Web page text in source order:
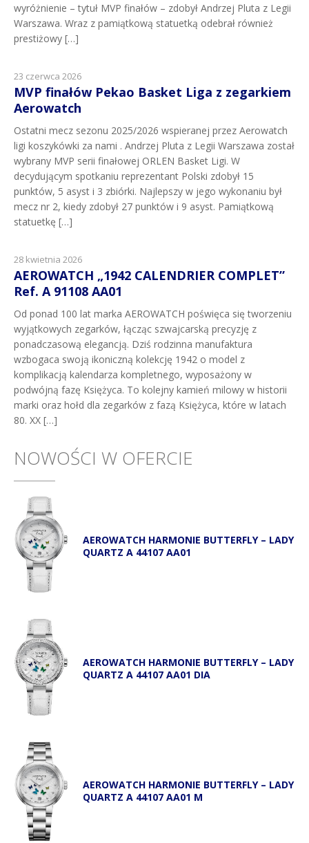
wyróżnienie – tytuł MVP finałów – zdobył Andrzej Pluta z Legii
Warszawa. Wraz z pamiątkową statuetką odebrał również
prestiżowy […]
23 czerwca 2026
MVP finałów Pekao Basket Liga z zegarkiem
Aerowatch
Ostatni mecz sezonu 2025/2026 wspieranej przez Aerowatch
ligi koszykówki za nami . Andrzej Pluta z Legii Warszawa został
wybrany MVP serii finałowej ORLEN Basket Ligi. W
decydującym spotkaniu reprezentant Polski zdobył 15
punktów, 5 asyst i 3 zbiórki. Najlepszy w jego wykonaniu był
mecz nr 2, kiedy zdobył 27 punktów i 9 asyst. Pamiątkową
statuetkę […]
28 kwietnia 2026
AEROWATCH „1942 CALENDRIER COMPLET”
Ref. A 91108 AA01
Od ponad 100 lat marka AEROWATCH poświęca się tworzeniu
wyjątkowych zegarków, łącząc szwajcarską precyzję z
ponadczasową elegancją. Dziś rodzinna manufaktura
wzbogaca swoją ikoniczną kolekcję 1942 o model z
komplikacją kalendarza kompletnego, wyposażony w
podwójną fazę Księżyca. To kolejny kamień milowy w historii
marki oraz hołd dla zegarków z fazą Księżyca, które w latach
80. XX […]
NOWOŚCI W OFERCIE
AEROWATCH HARMONIE BUTTERFLY – LADY
QUARTZ A 44107 AA01
AEROWATCH HARMONIE BUTTERFLY – LADY
QUARTZ A 44107 AA01 DIA
AEROWATCH HARMONIE BUTTERFLY – LADY
QUARTZ A 44107 AA01 M